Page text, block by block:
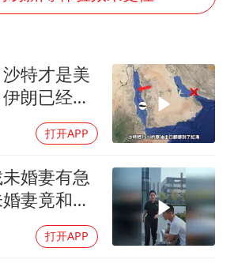
《龙餐馆》 冲奖
以军士兵把枪口对准中国记者
笔试第一被劝弃考涉事副校长被撤职
白海豚5次眼壁置换
构建更高水平的全民健身公共服务体系
特才是美
朗已经输
打开APP
婚妻有急
妻竟和别
打开APP